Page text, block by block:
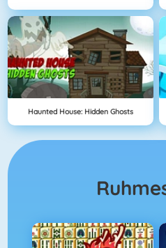
Haunted House: Hidden Ghosts